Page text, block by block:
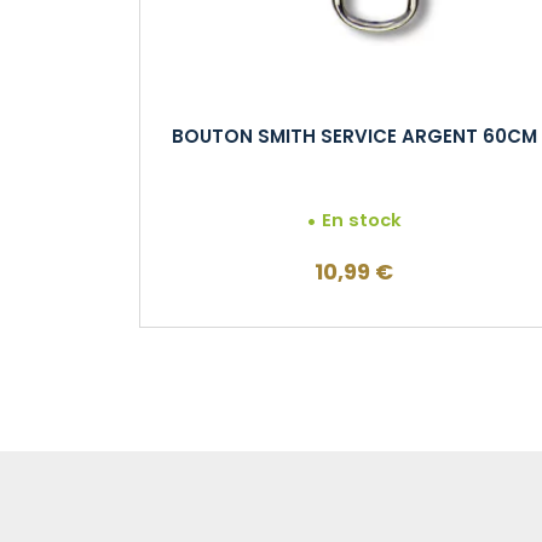
BOUTON SMITH SERVICE ARGENT 60CM
En stock
10,99 €